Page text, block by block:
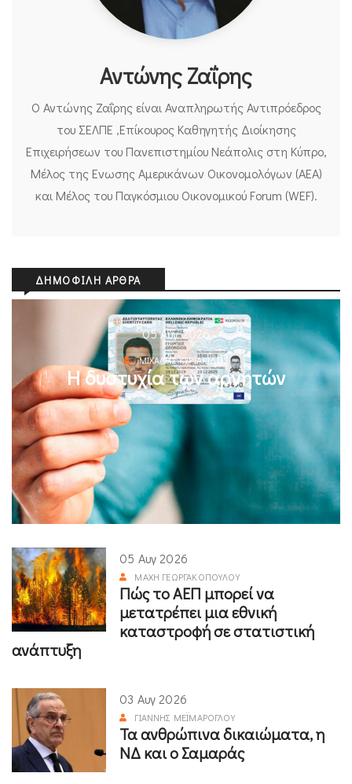
Αντώνης Ζαΐρης
Ο Αντώνης Ζαΐρης είναι Αναπληρωτής Αντιπρόεδρος
του ΣΕΛΠΕ ,Επίκουρος Καθηγητής Διοίκησης
Επιχειρήσεων του Πανεπιστημίου Nεάπολις στη Κύπρο,
Μέλος της Ενωσης Αμερικάνων Οικονομολόγων (ΑΕΑ)
και Μέλος του Παγκόσμιου Οικονομικού Forum (WEF).
ΔΗΜΟΦΙΛΉ ΆΡΘΡΑ
05 Αυγ 2026
ΜΙΧΆΛΗΣ ΚΥΡΙΑΚΊΔΗΣ
Η δυστυχία των αρνητών
05 Αυγ 2026
ΜΆΧΗ ΓΕΩΡΓΑΚΟΠΟΎΛΟΥ
Πώς το ΑΕΠ μπορεί να
μετατρέπει μια εθνική
καταστροφή σε στατιστική
ανάπτυξη
03 Αυγ 2026
ΓΙΆΝΝΗΣ ΜΕΪΜΆΡΟΓΛΟΥ
Τα ανθρώπινα δικαιώματα, η
ΝΔ και ο Σαμαράς